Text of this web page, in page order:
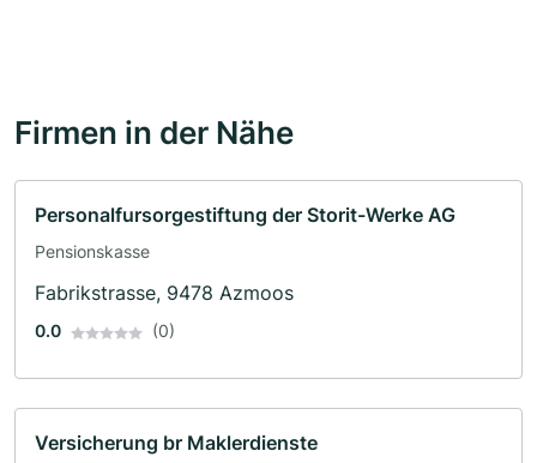
Firmen in der Nähe
Personalfursorgestiftung der Storit-Werke AG
Pensionskasse
Fabrikstrasse, 9478 Azmoos
0.0 (0)
Versicherung br Maklerdienste